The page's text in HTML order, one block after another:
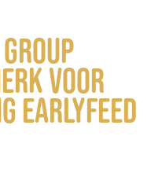
voor
Earlyfeed